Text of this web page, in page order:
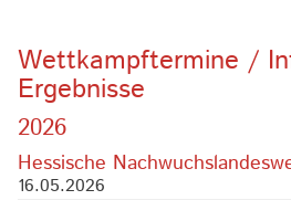
Wettkampftermine /
Ergebnisse
2026
Hessische
16.05.2026